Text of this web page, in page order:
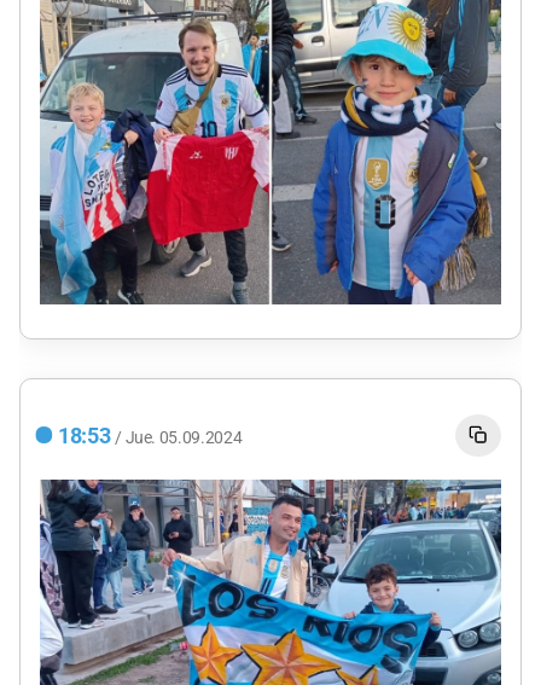
18:53 / Jue. 05.09.2024